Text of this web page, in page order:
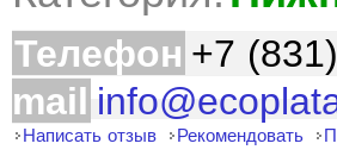
Телефон +7
mail
Написать отзыв Рекомендовать